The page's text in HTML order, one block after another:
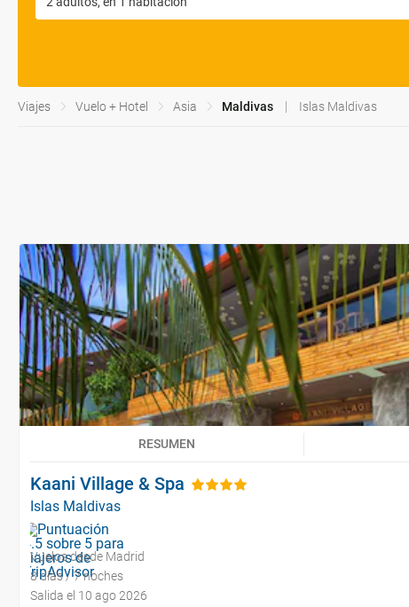
Viajes Vuelo + Hotel Asia Maldivas Islas Maldivas
RESUMEN
Kaani Village & Spa
Islas Maldivas
Vuelos desde Madrid
8 días / 7 noches
Salida el 10 ago 2026